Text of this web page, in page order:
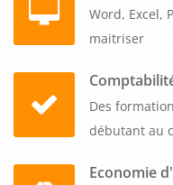
en copropriété, de
formalités
juridiques et
veille juridique et
permettra de proposer
Word, Excel,
maitriser
Des
débutant au
Economie